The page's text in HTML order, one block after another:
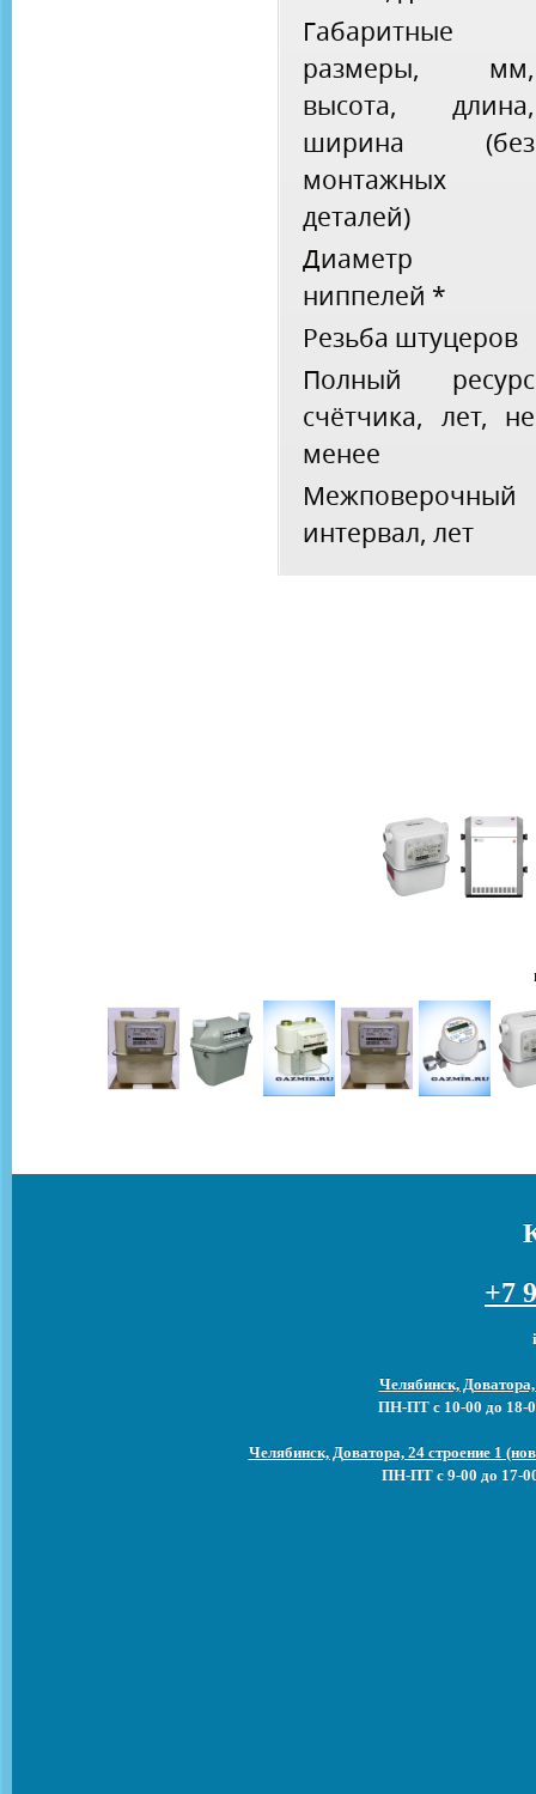
Габаритные
размеры, мм,
высота, длина,
ширина (без
монтажных
деталей)
Диаметр
ниппелей *
Резьба штуцеров
Полный ресурс
счётчика, лет, не
менее
Межповерочный
интервал, лет
+7
Челябинск,
ПН-ПТ с 10-00 до 18-
Челябинск, Доватора, 24 строение 1
ПН-ПТ с 9-00 до 17-